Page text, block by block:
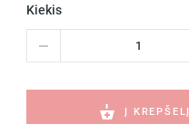
Kiekis
LED
Į KREPŠELĮ